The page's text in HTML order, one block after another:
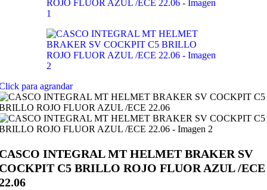
para agrandar
INTEGRAL MT HELMET BRAKER SV
C5 BRILLO ROJO FLUOR AZUL /ECE